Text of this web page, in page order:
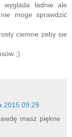
ładnie ale
moge sprawdzić
ciemne zeby sie
;)
2015 09:29
masz piękne